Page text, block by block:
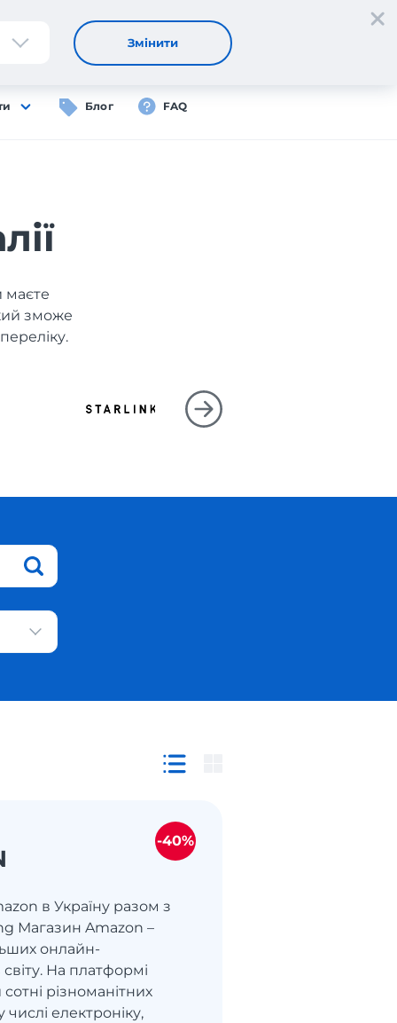
Реєстрація Вхід
Блог FAQ
Змінити
маєте
зможе
в Україну разом з
Магазин Amazon –
онлайн-
світу. На платформі
різноманітних
числі електроніку,
-40%